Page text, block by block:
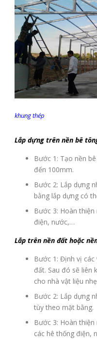
Các bước
khung thép
Lắp dựng trên nền bê
Bước 1: Tạo nền
đến 100mm.
Bước 2: Lắp dựng
bằng lắp dựng có
Bước 3: Hoàn
điện, nước,…
Lắp trên nền đất hoặc
Bước 1: Định vị các
đất. Sau đó sẽ liên
cho nhà vật liệu
Bước 2: Lắp dựng
tùy theo mặt bằng.
Bước 3: Hoàn
các hê thống điện,